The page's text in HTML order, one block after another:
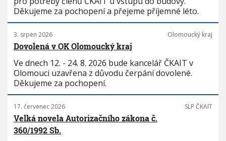
Děkujeme za pochopení a přejeme příjemné léto.
3. srpen 2026 Olomoucký kraj
Dovolená v OK Olomoucký kraj
Ve dnech 12. - 24. 8. 2026 bude kancelář ČKAIT v
Olomouci uzavřena z důvodu čerpání dovolené.
Děkujeme za pochopení.
17. červenec 2026 SLP ČKAIT
Velká novela Autorizačního zákona č.
360/1992 Sb.